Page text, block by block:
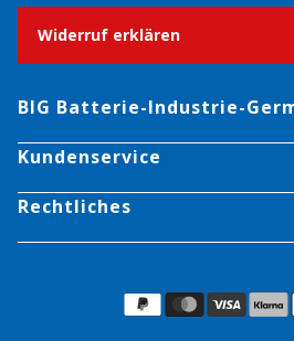
Widerruf erklären
BIG Batterie-Industrie-
Kundenservice
Rechtliches